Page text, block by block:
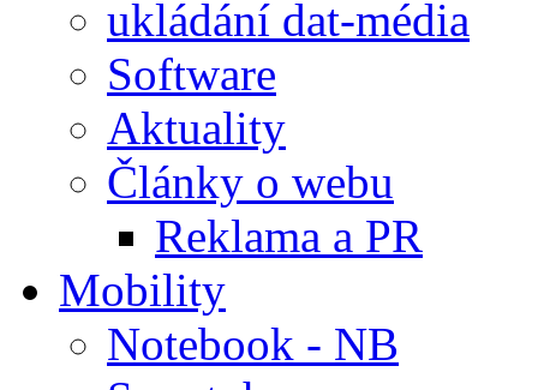
ukládání dat-média
Software
Aktuality
Články o webu
Reklama a PR
Mobility
Notebook - NB